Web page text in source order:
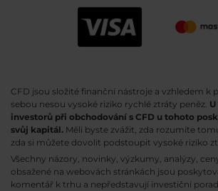
CFD jsou složité finanční nástroje a vzhledem k
sebou nesou vysoké riziko rychlé ztráty peněz.
investorů při obchodování s CFD u tohoto
svůj kapitál. Měli byste zvážit, zda rozumíte
zda si můžete dovolit podstoupit vysoké riziko
Všechny názory, novinky, výzkumy, analýzy,
obsažené na webovách stránkách jsou
komentář k trhu a nepředstavují investiční